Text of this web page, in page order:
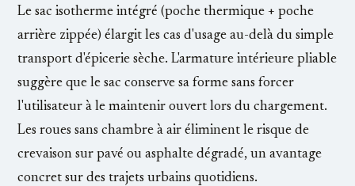
Le sac isotherme intégré (poche thermique + poche
arrière zippée) élargit les cas d'usage au-delà du simple
transport d'épicerie sèche. L'armature intérieure pliable
suggère que le sac conserve sa forme sans forcer
l'utilisateur à le maintenir ouvert lors du chargement.
Les roues sans chambre à air éliminent le risque de
crevaison sur pavé ou asphalte dégradé, un avantage
concret sur des trajets urbains quotidiens.